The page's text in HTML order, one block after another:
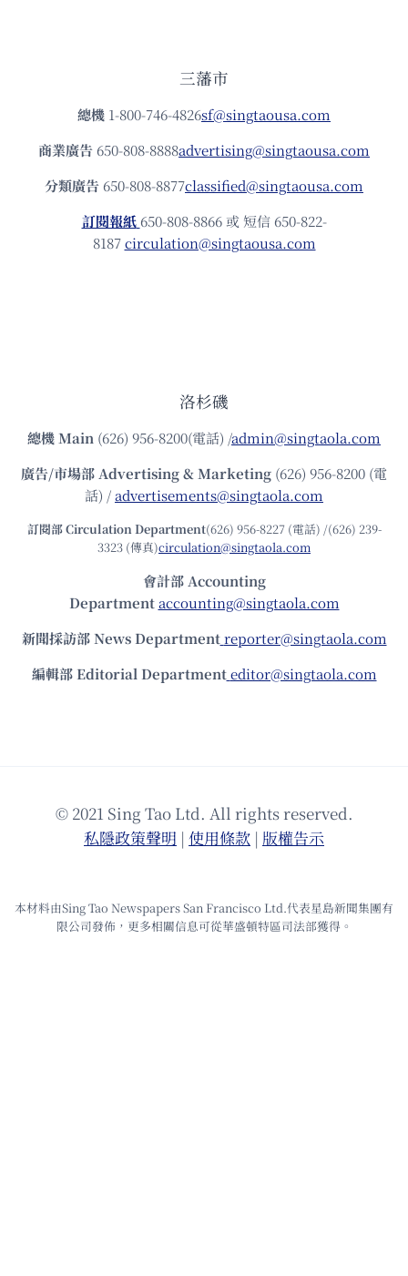
三藩市
總機 1-800-746-4826sf@singtaousa.com
商業廣告 650-808-8888advertising@singtaousa.com
分類廣告 650-808-8877classified@singtaousa.com
訂閱報紙 650-808-8866 或 短信 650-822-
8187circulation@singtaousa.com
洛杉磯
總機Main (626) 956-8200(電話) /admin@singtaola.com
廣告/市場部Advertising & Marketing (626) 956-8200 (電
話) /advertisements@singtaola.com
訂閱部 Circulation Department(626) 956-8227 (電話) /(626) 239-
3323 (傳真)circulation@singtaola.com
會計部 Accounting
Department accounting@singtaola.com
新聞採訪部 News Department reporter@singtaola.com
編輯部 Editorial Department editor@singtaola.com
© 2021 Sing Tao Ltd. All rights reserved.
私隱政策聲明 | 使⽤條款 | 版權告⽰
本材料由Sing Tao Newspapers San Francisco Ltd.代表星島新聞集團有
限公司發佈，更多相關信息可從華盛頓特區司法部獲得。